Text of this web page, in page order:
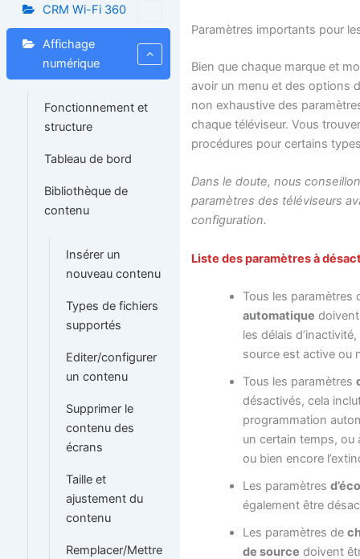
CRM Wi-Fi 360
Affichage
numérique
Fonctionnement et
structure
Tableau de bord
Bibliothèque de
contenu
Insérer un
nouveau contenu
Types de fichiers
supportés
Editer/configurer
un contenu
Supprimer le
contenu des
écrans
Taille et
ajustement du
contenu
Remplacer/Mettre
Paramètres importants pour
Bien que chaque marque et
avoir un menu et des options
non exhaustive des
chaque téléviseur. Vous
procédures pour certains
Dans le doute, nous
paramètres des téléviseurs
configuration.
Liste des paramètres à
Tous les paramètres
automatique
les délais
source est active ou
Tous les paramètres
désactivés, cela
programmation
un certain temps, ou
ou bien encore
Les paramètres
également être
Les paramètres de
de source doivent